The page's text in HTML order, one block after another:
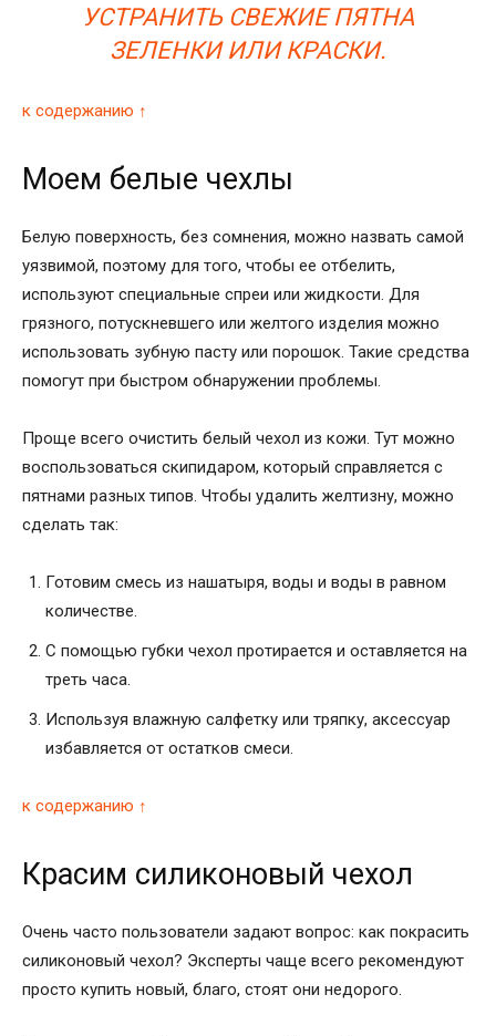
УСТРАНИТЬ СВЕЖИЕ ПЯТНА
ЗЕЛЕНКИ ИЛИ КРАСКИ.
к содержанию ↑
Моем белые чехлы
Белую поверхность, без сомнения, можно назвать самой
уязвимой, поэтому для того, чтобы ее отбелить,
используют специальные спреи или жидкости. Для
грязного, потускневшего или желтого изделия можно
использовать зубную пасту или порошок. Такие средства
помогут при быстром обнаружении проблемы.
Проще всего очистить белый чехол из кожи. Тут можно
воспользоваться скипидаром, который справляется с
пятнами разных типов. Чтобы удалить желтизну, можно
сделать так:
Готовим смесь из нашатыря, воды и воды в равном
количестве.
С помощью губки чехол протирается и оставляется на
треть часа.
Используя влажную салфетку или тряпку, аксессуар
избавляется от остатков смеси.
к содержанию ↑
Красим силиконовый чехол
Очень часто пользователи задают вопрос: как покрасить
силиконовый чехол? Эксперты чаще всего рекомендуют
просто купить новый, благо, стоят они недорого.